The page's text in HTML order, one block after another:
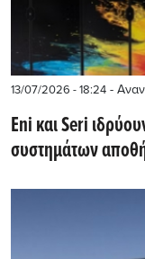
13/07/2026 - 18:24 -
Eni και Seri
συστημάτων